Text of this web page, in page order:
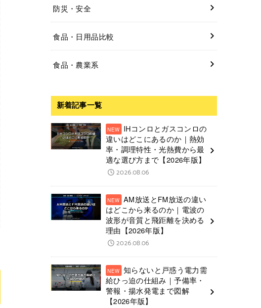
防災・安全
食品・日用品比較
食品・農業系
新着記事一覧
IHコンロとガスコンロの
違いはどこにあるのか｜熱効
率・調理特性・光熱費から最
適な選び方まで【2026年版】
2026.08.06
AM放送とFM放送の違い
はどこから来るのか｜電波の
波形が音質と飛距離を決める
理由【2026年版】
2026.08.06
知らないと戸惑う電力需
給ひっ迫の仕組み｜予備率・
警報・揚水発電まで図解
【2026年版】